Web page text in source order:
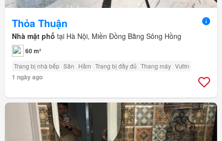
Thỏa Thuận
Nhà mặt phố tại Hà Nội, Miền Đồng Bằng Sông Hồng
60 m²
Trang bị nhà bếp Sân Hầm Trang bị đầy đủ Thang máy Vườn
1 ngày ago